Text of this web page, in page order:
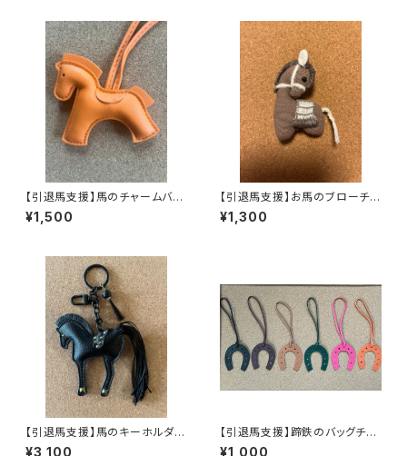
【引退馬支援】馬のチャームバッ
グチャーム(フェイクレザー)
¥1,500
【引退馬支援】お馬のブローチ
(新製品)
¥1,300
【引退馬支援】馬のキーホルダー
(フェイクレザー)B
¥3,100
【引退馬支援】蹄鉄のバッグチャ
ーム(フェイクレザー)
¥1,000